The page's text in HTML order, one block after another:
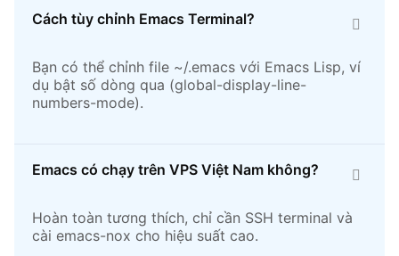
Cách tùy chỉnh Emacs Terminal?
Bạn có thể chỉnh file ~/.emacs với Emacs Lisp, ví
dụ bật số dòng qua (global-display-line-
numbers-mode).
Emacs có chạy trên VPS Việt Nam không?
Hoàn toàn tương thích, chỉ cần SSH terminal và
cài emacs-nox cho hiệu suất cao.